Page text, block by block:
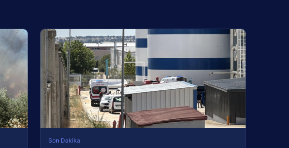
Son Dakika